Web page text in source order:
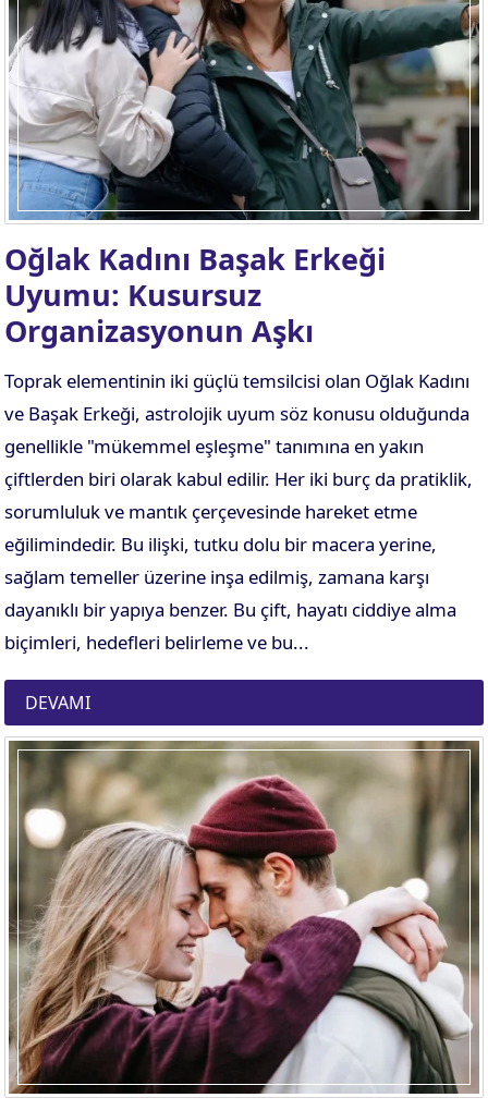
Oğlak Kadını Başak Erkeği
Uyumu: Kusursuz
Organizasyonun Aşkı
Toprak elementinin iki güçlü temsilcisi olan Oğlak Kadını
ve Başak Erkeği, astrolojik uyum söz konusu olduğunda
genellikle "mükemmel eşleşme" tanımına en yakın
çiftlerden biri olarak kabul edilir. Her iki burç da pratiklik,
sorumluluk ve mantık çerçevesinde hareket etme
eğilimindedir. Bu ilişki, tutku dolu bir macera yerine,
sağlam temeller üzerine inşa edilmiş, zamana karşı
dayanıklı bir yapıya benzer. Bu çift, hayatı ciddiye alma
biçimleri, hedefleri belirleme ve bu...
DEVAMI